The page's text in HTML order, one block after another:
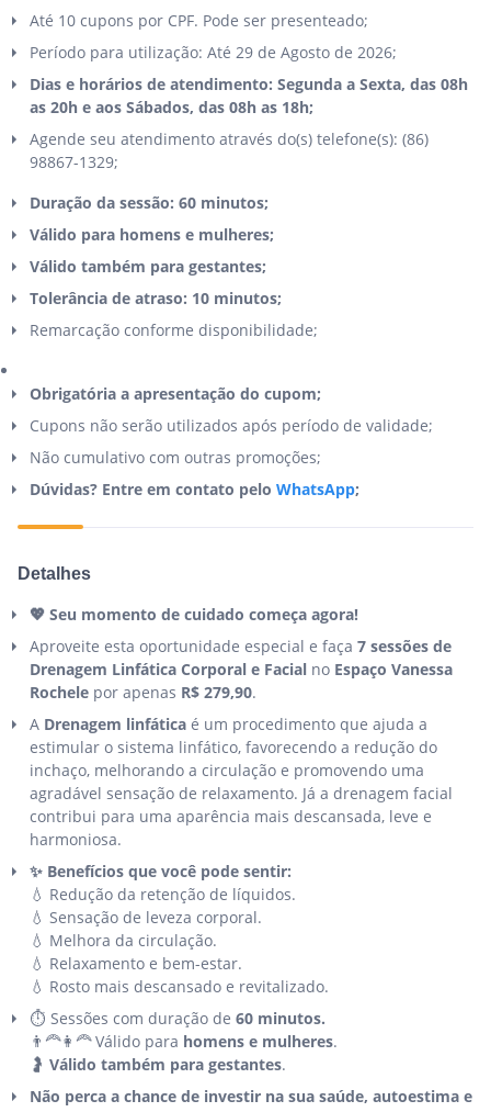
Até 10 cupons por CPF. Pode ser presenteado;
Período para utilização: Até 29 de Agosto de 2026;
Dias e horários de atendimento: Segunda a Sexta, das 08h
as 20h e aos Sábados, das 08h as 18h;
Agende seu atendimento através do(s) telefone(s): (86)
98867-1329;
Duração da sessão: 60 minutos;
Válido para homens e mulheres;
Válido também para gestantes;
Tolerância de atraso: 10 minutos;
Remarcação conforme disponibilidade;
Obrigatória a apresentação do cupom;
Cupons não serão utilizados após período de validade;
Não cumulativo com outras promoções;
Dúvidas? Entre em contato pelo WhatsApp;
Detalhes
💖 Seu momento de cuidado começa agora!
Aproveite esta oportunidade especial e faça 7 sessões de
Drenagem Linfática Corporal e Facial no Espaço Vanessa
Rochele por apenas R$ 279,90.
A Drenagem linfática é um procedimento que ajuda a
estimular o sistema linfático, favorecendo a redução do
inchaço, melhorando a circulação e promovendo uma
agradável sensação de relaxamento. Já a drenagem facial
contribui para uma aparência mais descansada, leve e
harmoniosa.
✨ Benefícios que você pode sentir:
💧 Redução da retenção de líquidos.
💧 Sensação de leveza corporal.
💧 Melhora da circulação.
💧 Relaxamento e bem-estar.
💧 Rosto mais descansado e revitalizado.
⏱️ Sessões com duração de 60 minutos.
👨‍🦰👩‍🦰 Válido para homens e mulheres.
🤰 Válido também para gestantes.
Não perca a chance de investir na sua saúde, autoestima e